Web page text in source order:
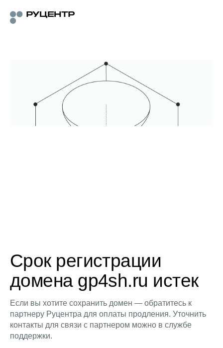
Срок регистрации
домена gp4sh.ru истек
Если вы хотите сохранить домен — обратитесь к
партнеру Руцентра для оплаты продления. Уточнить
контакты для связи с партнером можно в службе
поддержки.